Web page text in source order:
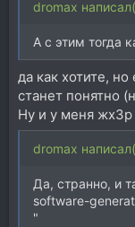
dromax
А с этим тогда
да как хотите, но
станет понятно
Ну и у меня жх3р
dromax
Да, странно, и
software-
"